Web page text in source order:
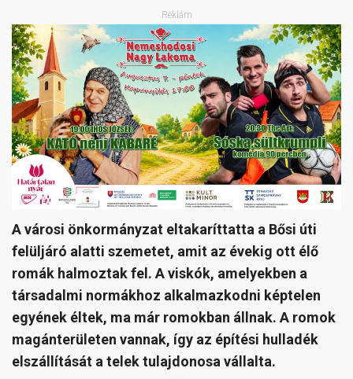
Reklám
A városi önkormányzat eltakaríttatta a Bősi úti
felüljáró alatti szemetet, amit az évekig ott élő
romák halmoztak fel. A viskók, amelyekben a
társadalmi normákhoz alkalmazkodni képtelen
egyének éltek, ma már romokban állnak. A romok
magánterületen vannak, így az építési hulladék
elszállítását a telek tulajdonosa vállalta.